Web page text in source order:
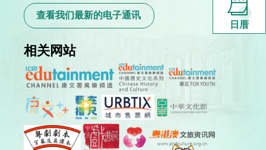
查看我们最新的电子通讯
相关网站
日厝